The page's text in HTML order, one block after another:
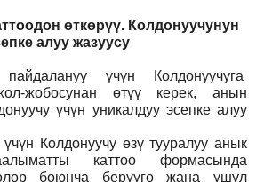
өткөрүү. Колдонуучунун
алуу жазуусу
үчүн Колдонуучуга
жобосунан өтүү керек, анын
үчүн уникалдуу эсепке алуу
үчүн Колдонуучу өзү тууралуу анык
каттоо формасында
боюнча берүүгө жана ушул